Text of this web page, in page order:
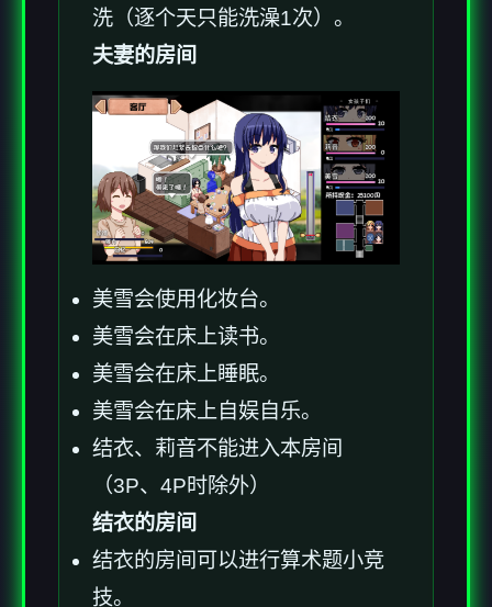
洗（逐个天只能洗澡1次）。
夫妻的房间
美雪会使用化妆台。
美雪会在床上读书。
美雪会在床上睡眠。
美雪会在床上自娱自乐。
结衣、莉音不能进入本房间
（3P、4P时除外）
结衣的房间
结衣的房间可以进行算术题小竞
技。